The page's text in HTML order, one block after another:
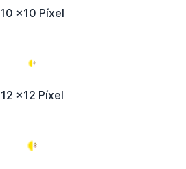
10 x10 Píxel
12 x12 Píxel